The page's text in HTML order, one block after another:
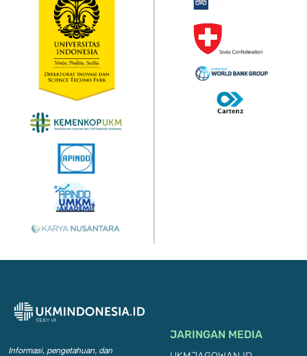
Informasi, pengetahuan, dan
JARINGAN MEDIA